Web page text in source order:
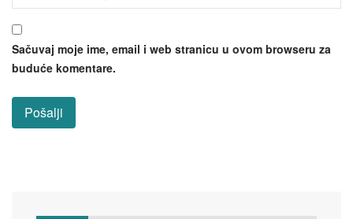
Sačuvaj moje ime, email i web stranicu u ovom browseru za
buduće komentare.